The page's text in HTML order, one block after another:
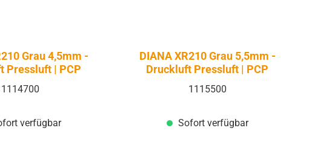
Grau 4,5mm -
Pressluft | PCP
1114700
verfügbar
DIANA XR210 Grau 5,5mm -
Druckluft Pressluft | PCP
1115500
Sofort verfügbar